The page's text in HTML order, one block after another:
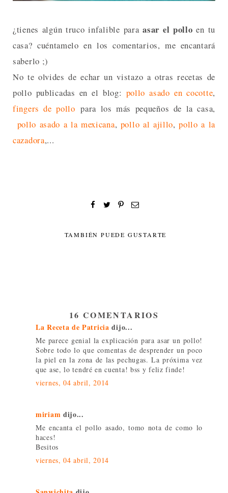
¿tienes algún truco infalible paraasar el pollo en tu
casa? cuéntamelo en los comentarios, me encantará
saberlo ;)
No te olvides de echar un vistazo a otras recetas de
pollo publicadas en el blog: pollo asado en cocotte,
fingers de pollo para los más pequeños de la casa,
pollo asado a la mexicana, pollo al ajillo,pollo a la
cazadora,...
TAMBIÉN PUEDE GUSTARTE
16 COMENTARIOS
La Receta de Patricia dijo...
Me parece genial la explicación para asar un pollo!
Sobre todo lo que comentas de desprender un poco
la piel en la zona de las pechugas. La próxima vez
que ase, lo tendré en cuenta! bss y feliz finde!
viernes, 04 abril, 2014
miriam dijo...
Me encanta el pollo asado, tomo nota de como lo
haces!
Besitos
viernes, 04 abril, 2014